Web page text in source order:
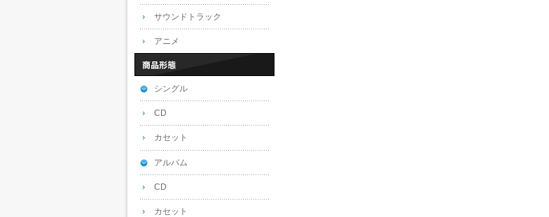
サウンドトラック
アニメ
シングル
CD
カセット
アルバム
CD
カセット